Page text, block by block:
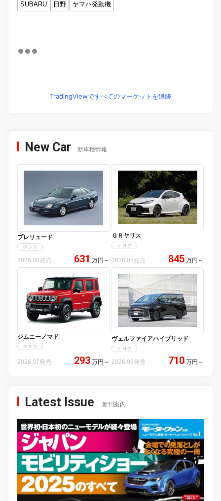
SUBARU
日野 ヤマハ発動機
TradingViewですべてのマーケットを追跡
New Car 新車種情報
プレリュード
ホンダ
2026.08発売 631 万円 ～
ＧＲヤリス
トヨタ
2026.08発売 845 万円 ～
ジムニーノマド
スズキ
2026.07発売 293 万円 ～
ヴェルファイアハイブリッド
トヨタ
2026.06発売 710 万円 ～
Latest Issue 新刊案内